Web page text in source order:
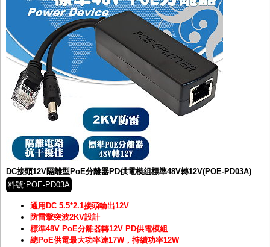
DC接頭12V隔離型PoE分離器PD供電模組標準48V轉12V(POE-PD03A)
料號:POE-PD03A
通用DC 5.5*2.1接頭輸出12V
防雷擊突波2KV設計
標準48V PoE分離器轉12V PD供電模組
總PoE供電最大功率達17W，持續功率12W